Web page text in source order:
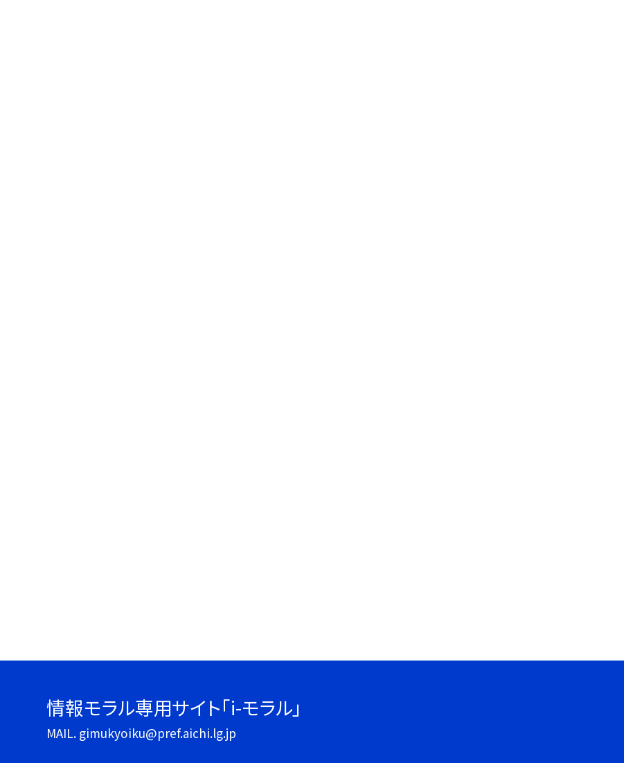
情報モラル専用サイト「i-モラル」
MAIL. gimukyoiku@pref.aichi.lg.jp